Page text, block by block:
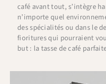
café avant tout, s’intègre
n’importe quel
des spécialités ou dans le
fioritures qui pourraient
but : la tasse de café